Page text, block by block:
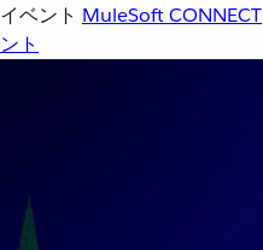
イベント MuleSoft CONNECT
ント